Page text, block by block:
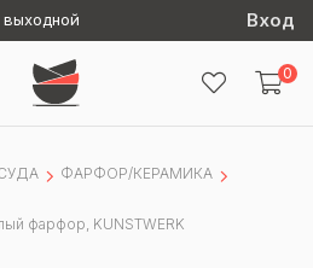
выходной Вход
0
ФАРФОР/КЕРАМИКА
фарфор, KUNSTWERK